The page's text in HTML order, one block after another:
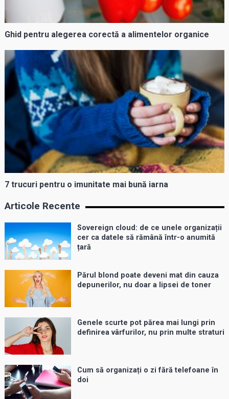
Ghid pentru alegerea corectă a alimentelor organice
7 trucuri pentru o imunitate mai bună iarna
Articole Recente
Sovereign cloud: de ce unele organizații
cer ca datele să rămână într-o anumită
țară
Părul blond poate deveni mat din cauza
depunerilor, nu doar a lipsei de toner
Genele scurte pot părea mai lungi prin
definirea vârfurilor, nu prin multe straturi
Cum să organizați o zi fără telefoane în
doi